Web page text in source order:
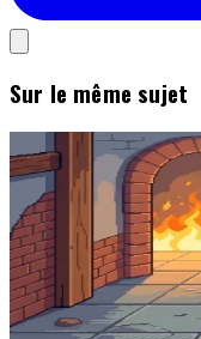
Sur le même sujet